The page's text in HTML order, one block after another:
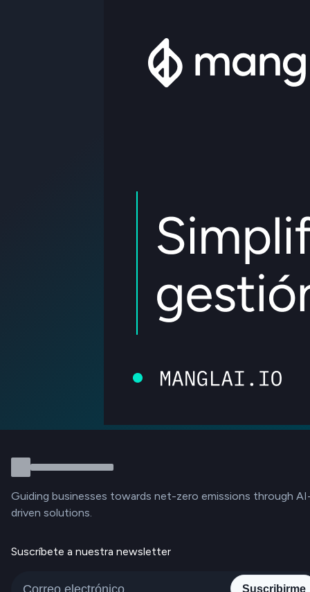
Guiding businesses towards net-zero emissions through
driven solutions.
Suscríbete a nuestra newsletter
Suscribirme